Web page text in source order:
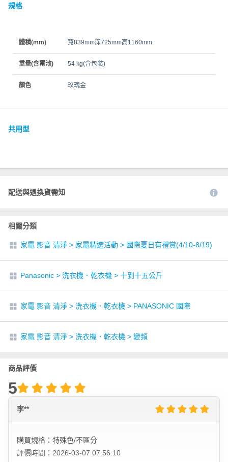
規格
體積(mm) 寬839mm深725mm高1160mm
重量(含電池) 54 kg(含包裝)
顏色 玫瑰金
共用型
配送與退換貨需知
相關分類
家電 影音 清淨 > 家電精選活動 > 國際夏日有禮賞(4/10-8/19)
Panasonic > 洗衣機．乾衣機 > 十到十五公斤
家電 影音 清淨 > 洗衣機．乾衣機 > PANASONIC 國際
家電 影音 清淨 > 洗衣機．乾衣機 > 變頻
商品評價
5
李**
購買規格：特殊色/不區分
評價時間：2026-03-07 07:56:10